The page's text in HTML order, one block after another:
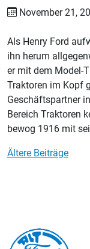
November 21,
Als Henry Ford
ihn herum
er mit dem Model-
Traktoren im Kopf
Geschäftspartner
Bereich Traktoren
bewog 1916 mit
Ältere Beiträge